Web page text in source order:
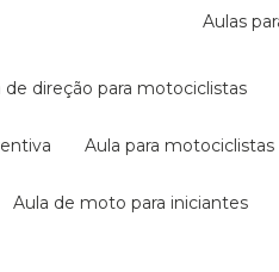
aulas
de direção para motociclistas
aula para
aula de moto para iniciantes